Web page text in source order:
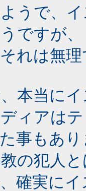
うで、
ですが
れは無
本当に
ィアは
事もあ
の犯人
確実に